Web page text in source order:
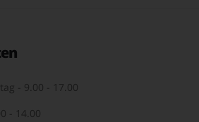
- 9.00 - 17.00
- 14.00